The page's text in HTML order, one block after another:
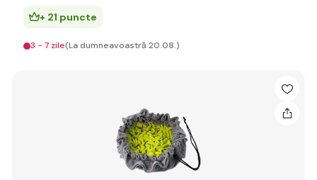
+ 21 puncte
3 - 7 zile(La dumneavoastră 20.08.)